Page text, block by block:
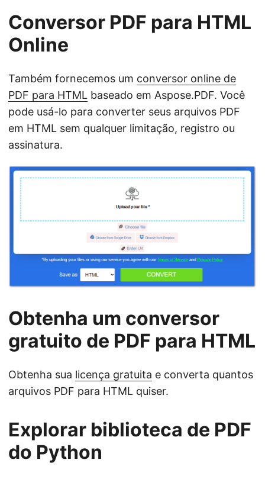
Conversor PDF para HTML
Online
Também fornecemos um conversor online de
PDF para HTML baseado em Aspose.PDF. Você
pode usá-lo para converter seus arquivos PDF
em HTML sem qualquer limitação, registro ou
assinatura.
Obtenha um conversor
gratuito de PDF para HTML
Obtenha sua licença gratuita e converta quantos
arquivos PDF para HTML quiser.
Explorar biblioteca de PDF
do Python